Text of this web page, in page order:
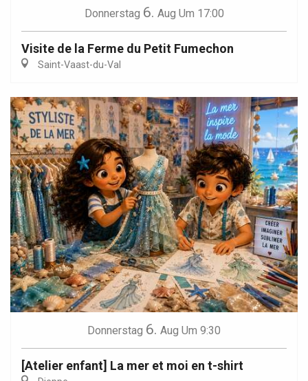
Donnerstag 6. Aug Um 17:00
Visite de la Ferme du Petit Fumechon
Saint-Vaast-du-Val
Donnerstag 6. Aug Um 9:30
[Atelier enfant] La mer et moi en t-shirt